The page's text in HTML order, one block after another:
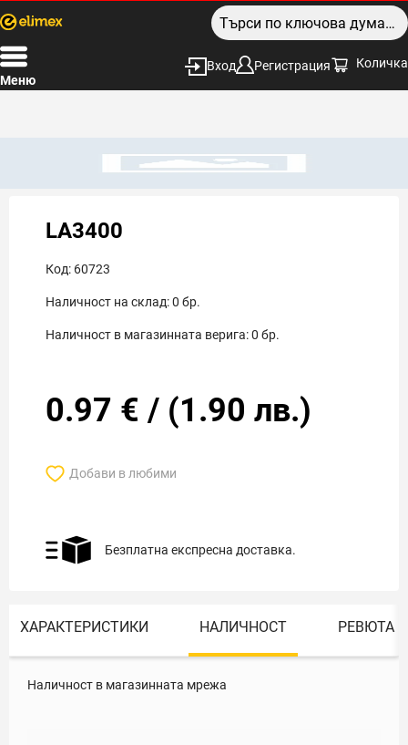
Меню
Вход Регистрация Количка
LA3400
Код: 60723
Наличност на склад:0 бр.
Наличност в магазинната верига:0 бр.
0.97 € / (1.90 лв.)
Добави в любими
Безплатна експресна доставка.
ХАРАКТЕРИСТИКИ НАЛИЧНОСТ РЕВЮТА
Наличност в магазинната мрежа